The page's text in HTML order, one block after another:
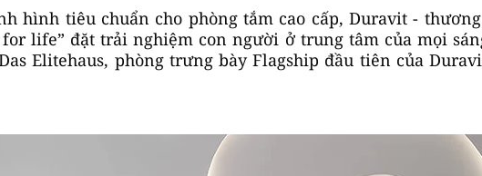
hình tiêu chuẩn cho phòng tắm cao cấp, Duravit -
life” đặt trải nghiệm con người ở trung tâm của mọi
Elitehaus, phòng trưng bày Flagship đầu tiên của